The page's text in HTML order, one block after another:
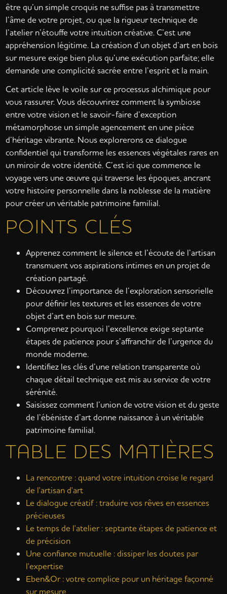
être qu’un simple croquis ne suffise pas à transmettre
l’âme de votre projet, ou que la rigueur technique de
l’atelier n’étouffe votre intuition créative. C’est une
appréhension légitime. La création d’un objet d’art en bois
sur mesure exige bien plus qu’une exécution parfaite; elle
demande une complicité sacrée entre l’esprit et la main.
Cet article lève le voile sur ce processus alchimique pour
vous rassurer. Vous découvrirez comment la symbiose
entre votre vision et le savoir-faire d’exception
métamorphose un simple agencement en une pièce
d’héritage vibrante. Nous explorerons ce dialogue
confidentiel qui transforme les essences végétales rares en
un miroir de votre identité. C’est ici que commence le
voyage vers une œuvre qui traverse les époques, ancrant
votre histoire personnelle dans la noblesse de la matière
pour créer un véritable patrimoine familial.
POINTS CLÉS
Apprenez comment le silence et l’écoute de l’artisan
transmuent vos aspirations intimes en un projet de
création partagé.
Découvrez l’importance de l’exploration sensorielle
pour définir les textures et les essences de votre
objet d’art en bois sur mesure.
Comprenez pourquoi l’excellence exige septante
étapes de patience pour s’affranchir de l’urgence du
monde moderne.
Identifiez les clés d’une relation transparente où
chaque détail technique est mis au service de votre
sérénité.
Saisissez comment l’union de votre vision et du geste
de l’ébéniste d’art donne naissance à un véritable
patrimoine familial.
TABLE DES MATIÈRES
La rencontre : quand votre intuition croise le regard
de l'artisan d'art
Le dialogue créatif : traduire vos rêves en essences
précieuses
Le temps de l'atelier : septante étapes de patience et
de précision
Une confiance mutuelle : dissiper les doutes par
l'expertise
Eben&Or : votre complice pour un héritage façonné
sur mesure